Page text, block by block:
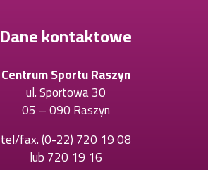
Dane kontaktowe
Centrum Sportu Raszyn
ul. Sportowa 30
05 – 090 Raszyn
tel/fax.(0-22) 720 19 08
lub720 19 16